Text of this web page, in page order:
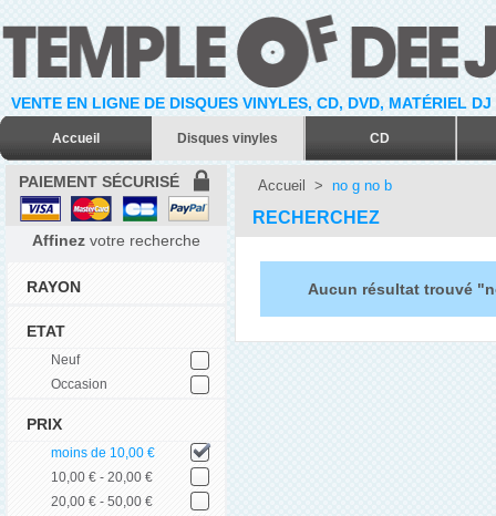
VENTE EN LIGNE DE DISQUES VINYLES, CD, DVD, MATÉRIEL
Accueil Disques vinyles CD
PAIEMENT SÉCURISÉ
Affinez votre recherche
RAYON
ETAT
Neuf
Occasion
PRIX
moins de 10,00 €
10,00 € - 20,00 €
20,00 € - 50,00 €
Accueil > no g no b
RECHERCHEZ
Aucun résultat trouvé